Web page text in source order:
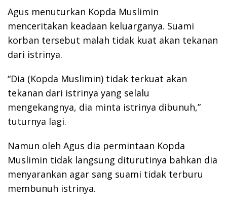
Agus menuturkan Kopda Muslimin
menceritakan keadaan keluarganya. Suami
korban tersebut malah tidak kuat akan tekanan
dari istrinya.
“Dia (Kopda Muslimin) tidak terkuat akan
tekanan dari istrinya yang selalu
mengekangnya, dia minta istrinya dibunuh,”
tuturnya lagi.
Namun oleh Agus dia permintaan Kopda
Muslimin tidak langsung diturutinya bahkan dia
menyarankan agar sang suami tidak terburu
membunuh istrinya.